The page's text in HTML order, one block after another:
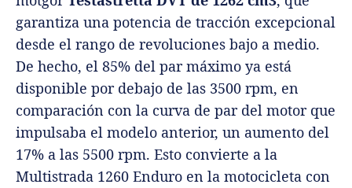
garantiza una potencia de tracción excepcional
desde el rango de revoluciones bajo a medio.
De hecho, el 85% del par máximo ya está
disponible por debajo de las 3500 rpm, en
comparación con la curva de par del motor que
impulsaba el modelo anterior, un aumento del
17% a las 5500 rpm. Esto convierte a la
Multistrada 1260 Enduro en la motocicleta con